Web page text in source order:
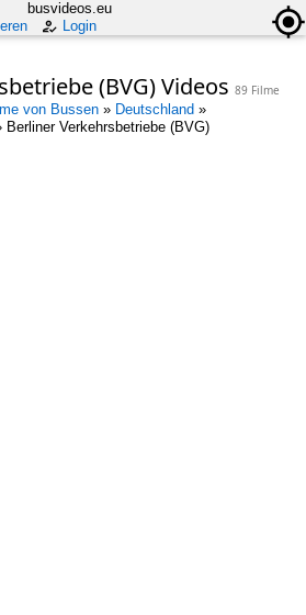
busvideos.eu
Login
(BVG) Videos 89 Filme
von Bussen » Deutschland »
Berliner Verkehrsbetriebe (BVG)